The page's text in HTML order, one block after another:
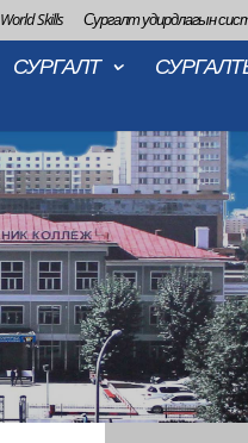
World Skills Сургалт удирдлагын
СУРГАЛТ